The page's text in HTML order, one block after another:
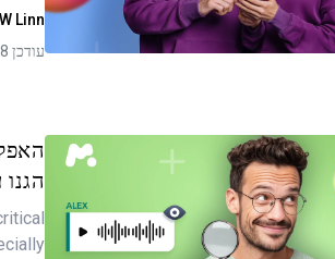
פייסבוק העתקת קישור
Linn
עודכן 08 יול, 2026
שתף מאמר זה
הגנו